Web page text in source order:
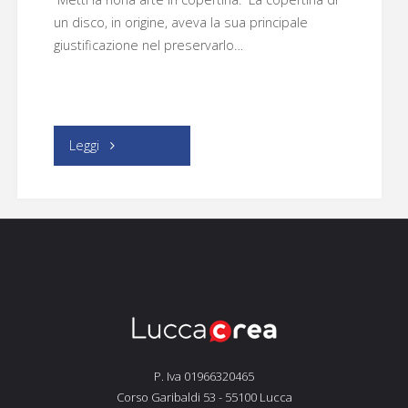
un disco, in origine, aveva la sua principale
giustificazione nel preservarlo…
Leggi "Vinile
fumetti"
P. Iva 01966320465
Corso Garibaldi 53 - 55100 Lucca